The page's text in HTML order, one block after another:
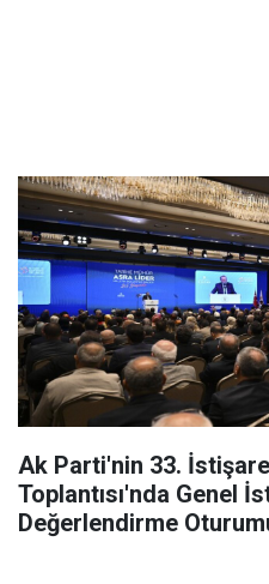
Ak Parti'nin 33.
Toplantısı'nda Genel
Değerlendirme